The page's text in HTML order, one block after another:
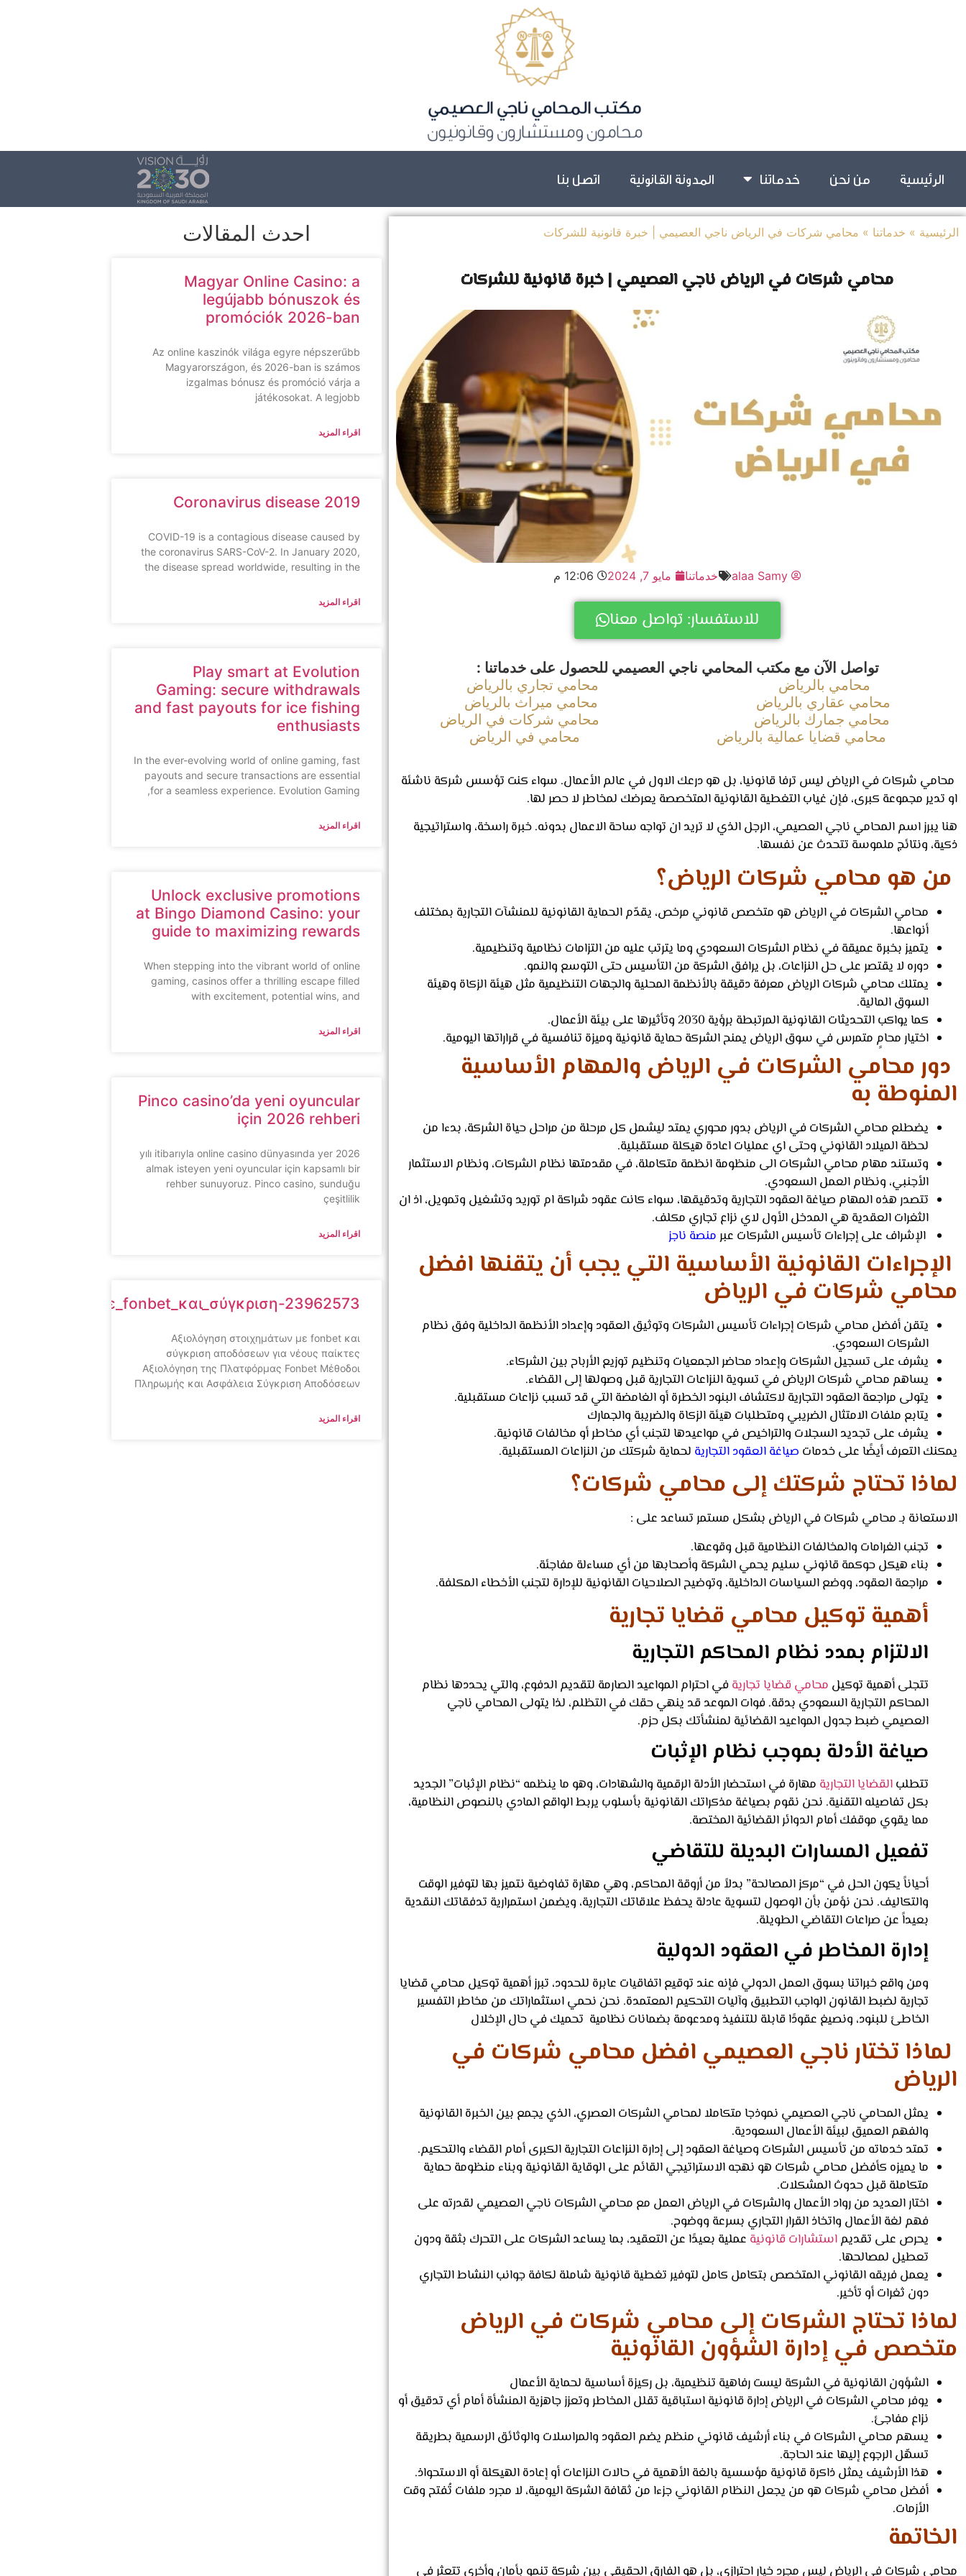
الرئيسية من نحن خدماتنا المدونة القانونية اتصل بنا
الرئيسية » خدماتنا » محامي شركات في الرياض ناجي العصيمي | خبرة قانونية للشركات
محامي شركات في الرياض ناجي العصيمي | خبرة قانونية للشركات
alaa Samy خدماتنا مايو 7, 2024 12:06 م
للاستفسار: تواصل معنا
تواصل الآن مع مكتب المحامي ناجي العصيمي للحصول على خدماتنا :
محامي بالرياض
محامي تجاري بالرياض
محامي عقاري بالرياض
محامي ميراث بالرياض
محامي جمارك بالرياض
محامي شركات في الرياض
محامي قضايا عمالية بالرياض
محامي في الرياض
محامي شركات في الرياض ليس ترفا قانونيا، بل هو درعك الاول في عالم الأعمال. سواء كنت تؤسس شركة ناشئة
او تدير مجموعة كبرى، فإن غياب التغطية القانونية المتخصصة يعرضك لمخاطر لا حصر لها.
هنا يبرز اسم المحامي ناجي العصيمي، الرجل الذي لا تريد ان تواجه ساحة الاعمال بدونه. خبرة راسخة، واستراتيجية
ذكية، ونتائج ملموسة تتحدث عن نفسها.
من هو محامي شركات الرياض؟
محامي الشركات في الرياض هو متخصص قانوني مرخص، يقدّم الحماية القانونية للمنشآت التجارية بمختلف
أنواعها.
يتميز بخبرة عميقة في نظام الشركات السعودي وما يترتب عليه من التزامات نظامية وتنظيمية.
دوره لا يقتصر على حل النزاعات، بل يرافق الشركة من التأسيس حتى التوسع والنمو.
يمتلك محامي شركات الرياض معرفة دقيقة بالأنظمة المحلية والجهات التنظيمية مثل هيئة الزكاة وهيئة
السوق المالية.
كما يواكب التحديثات القانونية المرتبطة برؤية 2030 وتأثيرها على بيئة الأعمال.
اختيار محامٍ متمرس في سوق الرياض يمنح الشركة حماية قانونية وميزة تنافسية في قراراتها اليومية.
دور محامي الشركات في الرياض والمهام الأساسية
المنوطة به
يضطلع محامي الشركات في الرياض بدور محوري يمتد ليشمل كل مرحلة من مراحل حياة الشركة، بدءا من
لحظة الميلاد القانوني وحتى اي عمليات اعادة هيكلة مستقبلية.
وتستند مهام محامي الشركات الى منظومة انظمة متكاملة، في مقدمتها نظام الشركات، ونظام الاستثمار
الأجنبي، ونظام العمل السعودي.
تتصدر هذه المهام صياغة العقود التجارية وتدقيقها، سواء كانت عقود شراكة ام توريد وتشغيل وتمويل، اذ ان
الثغرات العقدية هي المدخل الأول لاي نزاع تجاري مكلف.
الإشراف على إجراءات تأسيس الشركات عبر منصة ناجز
الإجراءات القانونية الأساسية التي يجب أن يتقنها افضل
محامي شركات في الرياض
يتقن أفضل محامي شركات إجراءات تأسيس الشركات وتوثيق العقود وإعداد الأنظمة الداخلية وفق نظام
الشركات السعودي.
يشرف على تسجيل الشركات وإعداد محاضر الجمعيات وتنظيم توزيع الأرباح بين الشركاء.
يساهم محامي شركات الرياض في تسوية النزاعات التجارية قبل وصولها إلى القضاء.
يتولى مراجعة العقود التجارية لاكتشاف البنود الخطرة أو الغامضة التي قد تسبب نزاعات مستقبلية.
يتابع ملفات الامتثال الضريبي ومتطلبات هيئة الزكاة والضريبة والجمارك
يشرف على تجديد السجلات والتراخيص في مواعيدها لتجنب أي مخاطر أو مخالفات قانونية.
يمكنك التعرف أيضًا على خدمات صياغة العقود التجارية لحماية شركتك من النزاعات المستقبلية.
لماذا تحتاج شركتك إلى محامي شركات؟
الاستعانة بـ محامي شركات في الرياض بشكل مستمر تساعد على :
تجنب الغرامات والمخالفات النظامية قبل وقوعها.
بناء هيكل حوكمة قانوني سليم يحمي الشركة وأصحابها من أي مساءلة مفاجئة.
مراجعة العقود، ووضع السياسات الداخلية، وتوضيح الصلاحيات القانونية للإدارة لتجنب الأخطاء المكلفة.
أهمية توكيل محامي قضايا تجارية
الالتزام بمدد نظام المحاكم التجارية
تتجلى أهمية توكيل محامي قضايا تجاريةفي احترام المواعيد الصارمة لتقديم الدفوع، والتي يحددها نظام
المحاكم التجارية السعودي بدقة. فوات الموعد قد ينهي حقك في التظلم، لذا يتولى المحامي ناجي
العصيمي ضبط جدول المواعيد القضائية لمنشأتك بكل حزم.
صياغة الأدلة بموجب نظام الإثبات
تتطلبالقضايا التجارية مهارة في استحضار الأدلة الرقمية والشهادات، وهو ما ينظمه “نظام الإثبات” الجديد
بكل تفاصيله التقنية. نحن نقوم بصياغة مذكراتك القانونية بأسلوب يربط الواقع المادي بالنصوص النظامية،
مما يقوي موقفك أمام الدوائر القضائية المختصة.
تفعيل المسارات البديلة للتقاضي
أحياناً يكون الحل في “مركز المصالحة” بدلاً من أروقة المحاكم، وهي مهارة تفاوضية نتميز بها لتوفير الوقت
والتكاليف. نحن نؤمن بأن الوصول لتسوية عادلة يحفظ علاقاتك التجارية، ويضمن استمرارية تدفقاتك النقدية
بعيداً عن صراعات التقاضي الطويلة.
إدارة المخاطر في العقود الدولية
ومن واقع خبراتنا بسوق العمل الدولي فإنه عند توقيع اتفاقيات عابرة للحدود، تبرز أهمية توكيل محامي قضايا
تجارية لضبط القانون الواجب التطبيق وآليات التحكيم المعتمدة. نحن نحمي استثماراتك من مخاطر التفسير
الخاطئ للبنود، ونصيغ عقودًا قابلة للتنفيذ ومدعومة بضمانات نظامية تحميك في حال الإخلال
لماذا تختار ناجي العصيمي افضل محامي شركات في
الرياض
يمثل المحامي ناجي العصيمي نموذجا متكاملا لمحامي الشركات العصري، الذي يجمع بين الخبرة القانونية
والفهم العميق لبيئة الأعمال السعودية.
تمتد خدماته من تأسيس الشركات وصياغة العقود إلى إدارة النزاعات التجارية الكبرى أمام القضاء والتحكيم.
ما يميزه كأفضل محامي شركات هو نهجه الاستراتيجي القائم على الوقاية القانونية وبناء منظومة حماية
متكاملة قبل حدوث المشكلات.
اختار العديد من رواد الأعمال والشركات في الرياض العمل مع محامي الشركات ناجي العصيمي لقدرته على
فهم لغة الأعمال واتخاذ القرار التجاري بسرعة ووضوح.
يحرص على تقديماستشارات قانونية عملية بعيدًا عن التعقيد، بما يساعد الشركات على التحرك بثقة ودون
تعطيل لمصالحها.
يعمل فريقه القانوني المتخصص بتكامل كامل لتوفير تغطية قانونية شاملة لكافة جوانب النشاط التجاري
دون ثغرات أو تأخير.
لماذا تحتاج الشركات إلى محامي شركات في الرياض
متخصص في إدارة الشؤون القانونية
الشؤون القانونية في الشركة ليست رفاهية تنظيمية، بل ركيزة أساسية لحماية الأعمال
يوفر محامي الشركات في الرياض إدارة قانونية استباقية تقلل المخاطر وتعزز جاهزية المنشأة أمام أي تدقيق أو
نزاع مفاجئ.
يسهم محامي الشركات في بناء أرشيف قانوني منظم يضم العقود والمراسلات والوثائق الرسمية بطريقة
تسهّل الرجوع إليها عند الحاجة.
هذا الأرشيف يمثل ذاكرة قانونية مؤسسية بالغة الأهمية في حالات النزاعات أو إعادة الهيكلة أو الاستحواذ.
أفضل محامي شركات هو من يجعل النظام القانوني جزءا من ثقافة الشركة اليومية، لا مجرد ملفات تُفتح وقت
الأزمات.
الخاتمة
محامي شركات في الرياض ليس مجرد خيار احترازي، بل هو الفارق الحقيقي بين شركة تنمو بأمان وأخرى تتعثر في
احدث المقالات
Magyar Online Casino: a
legújabb bónuszok és
promóciók 2026-ban
Az online kaszinók világa egyre népszerűbb
Magyarországon, és 2026-ban is számos
izgalmas bónusz és promóció várja a
játékosokat. A legjobb
اقراء المزيد
Coronavirus disease 2019
COVID-19 is a contagious disease caused by
the coronavirus SARS-CoV-2. In January 2020,
the disease spread worldwide, resulting in the
اقراء المزيد
Play smart at Evolution
Gaming: secure withdrawals
and fast payouts for ice fishing
enthusiasts
In the ever-evolving world of online gaming, fast
payouts and secure transactions are essential
for a seamless experience. Evolution Gaming,
اقراء المزيد
Unlock exclusive promotions
at Bingo Diamond Casino: your
guide to maximizing rewards
When stepping into the vibrant world of online
gaming, casinos offer a thrilling escape filled
with excitement, potential wins, and
اقراء المزيد
Pinco casino’da yeni oyuncular
için 2026 rehberi
2026 yılı itibarıyla online casino dünyasında yer
almak isteyen yeni oyuncular için kapsamlı bir
rehber sunuyoruz. Pinco casino, sunduğu
çeşitlilik
اقراء المزيد
23962573
Αξιολόγηση στοιχημάτων με fonbet και
σύγκριση αποδόσεων για νέους παίκτες
Αξιολόγηση της Πλατφόρμας Fonbet Μέθοδοι
Πληρωμής και Ασφάλεια Σύγκριση Αποδόσεων
اقراء المزيد